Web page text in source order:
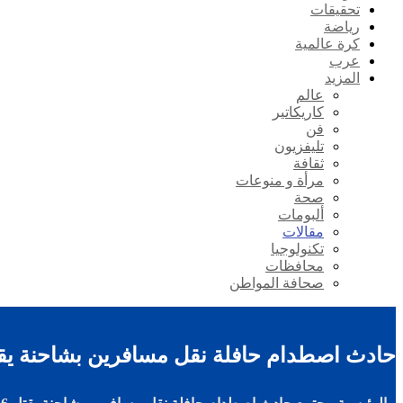
تحقيقات
رياضة
كرة عالمية
عرب
المزيد
عالم
كاريكاتير
فن
تليفزيون
ثقافة
مرأة و منوعات
صحة
ألبومات
مقالات
تكنولوجيا
محافظات
صحافة المواطن
حادث اصطدام حافلة نقل مسافرين بشاحنة يقتل 6 ضحايا وجرح 28 آخرين